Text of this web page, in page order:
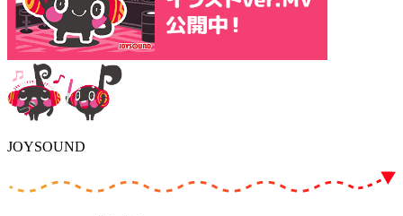
JOYSOUND